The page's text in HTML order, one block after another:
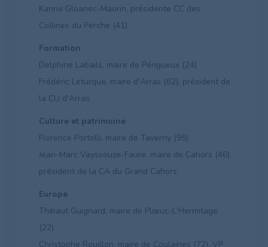
Karine Gloanec-Maurin, présidente CC des
Collines du Perche (41)
Formation
Delphine Labails, maire de Périgueux (24)
Frédéric Leturque, maire d'Arras (62), président de
la CU d'Arras
Culture et patrimoine
Florence Portelli, maire de Taverny (95)
Jean-Marc Vayssouze-Faure, maire de Cahors (46),
président de la CA du Grand Cahors
Europe
Thibaut Guignard, maire de Plœuc-L'Hermitage
(22)
Christophe Rouillon, maire de Coulaines (72), VP